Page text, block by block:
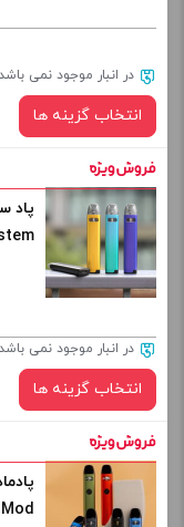
برای فعال شدن سبد
+
در انبار موجود نمی
انتخاب گزینه ها
برای فعال شدن سبد
از کادر بالا انتخاب کنید.
+
در انبار موجود نمی
انتخاب گزینه ها